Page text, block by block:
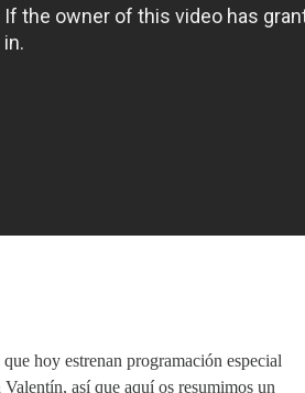
hoy estrenan programación especial
así que aquí os resumimos un